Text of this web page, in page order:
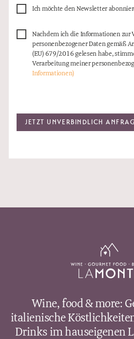
Ich möchte den Newsletter
Nachdem ich die Informationen zur
personenbezogener Daten gemäß
(EU) 679/2016 gelesen habe,
Verarbeitung meiner
Informationen)
JETZT UNVERBINDLICH
Wine, food & more:
italienische
Drinks im hauseigenen